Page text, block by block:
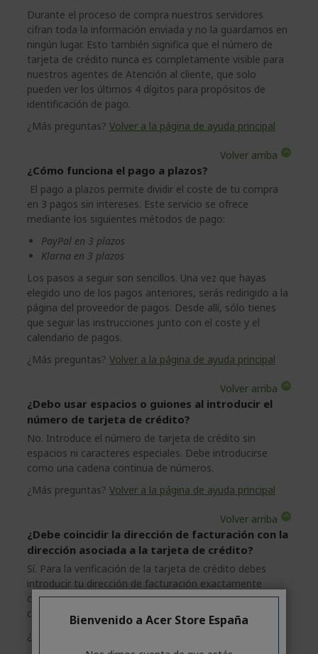
Durante el proceso de compra nuestros servidores
cifran toda la información enviada y no la guardamos en
ningún lugar. Esto también significa que el número de
tarjeta de crédito nunca es completamente visible para
nuestros agentes de Atención al cliente, que solo
pueden ver los últimos 4 dígitos para propósitos de
identificación de pago.
¿Más preguntas? Volver a la página de ayuda principal
Volver arriba
¿Cómo funciona el pago a plazos?
El pago a plazos permite dividir el coste de tu compra
en 3 pagos sin intereses. Este servicio se ofrece
mediante los siguientes métodos de pago:
PayPal en 3 plazos
Klarna en 3 plazos
Los pasos a seguir son sencillos. Una vez que hayas
elegido uno de los pagos anteriores, serás redirigido a la
página del proveedor de pagos. Desde allí, sólo tienes
que seguir las instrucciones junto con el coste y el
calendario de pagos.
¿Más preguntas? Volver a la página de ayuda principal
Volver arriba
¿Debo usar espacios o guiones al introducir el
número de tarjeta de crédito?
No. Introduce el número de tarjeta de crédito sin
espacios ni caracteres especiales. Debe introducirse
como una cadena continua de números.
¿Más preguntas? Volver a la página de ayuda principal
Volver arriba
¿Debe coincidir la dirección de facturación con la
dirección asociada a la tarjeta de crédito?
Sí. Para la verificación de la tarjeta de crédito debes
introducir tu dirección de facturación exactamente
como aparece en el extracto de cuenta de la tarjeta de
crédito.
¿Más preguntas?
Bienvenido a Acer Store España